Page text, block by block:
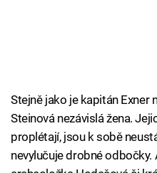
Sledujte prima+
Přihlášení
Stejně jako je kapitán Exner
Steinová nezávislá žena.
proplétají, jsou k sobě
nevylučuje drobné odbočky.